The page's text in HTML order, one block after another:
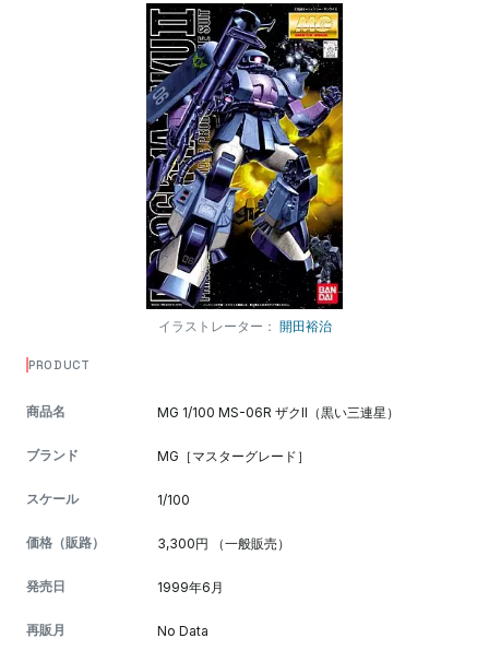
イラストレーター： 開田裕治
PRODUCT
商品名 MG 1/100 MS-06R ザクII（黒い三連星）
ブランド MG［マスターグレード］
スケール 1/100
価格（販路） 3,300円 （一般販売）
発売日 1999年6月
再販月 No Data